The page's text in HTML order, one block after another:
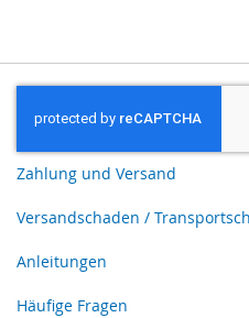
Zahlung und Versand
Versandschaden /
Anleitungen
Häufige Fragen